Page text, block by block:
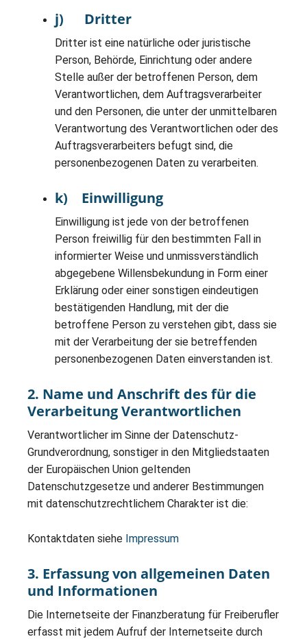
j) Dritter
Dritter ist eine natürliche oder juristische
Person, Behörde, Einrichtung oder andere
Stelle außer der betroffenen Person, dem
Verantwortlichen, dem Auftragsverarbeiter
und den Personen, die unter der unmittelbaren
Verantwortung des Verantwortlichen oder des
Auftragsverarbeiters befugt sind, die
personenbezogenen Daten zu verarbeiten.
k) Einwilligung
Einwilligung ist jede von der betroffenen
Person freiwillig für den bestimmten Fall in
informierter Weise und unmissverständlich
abgegebene Willensbekundung in Form einer
Erklärung oder einer sonstigen eindeutigen
bestätigenden Handlung, mit der die
betroffene Person zu verstehen gibt, dass sie
mit der Verarbeitung der sie betreffenden
personenbezogenen Daten einverstanden ist.
2. Name und Anschrift des für die
Verarbeitung Verantwortlichen
Verantwortlicher im Sinne der Datenschutz-
Grundverordnung, sonstiger in den Mitgliedstaaten
der Europäischen Union geltenden
Datenschutzgesetze und anderer Bestimmungen
mit datenschutzrechtlichem Charakter ist die:
Kontaktdaten siehe Impressum
3. Erfassung von allgemeinen Daten
und Informationen
Die Internetseite der Finanzberatung für Freiberufler
erfasst mit jedem Aufruf der Internetseite durch